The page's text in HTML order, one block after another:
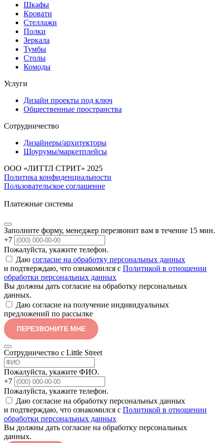
Шкафы
Кровати
Стеллажи
Полки
Зеркала
Тумбы
Столы
Комоды
Услуги
Дизайн проекты под ключ
Общественные пространства
Сотрудничество
Дизайнеры/архитекторы
Шоурумы/маркетплейсы
ООО «ЛИТТЛ СТРИТ» 2025
Политика конфиденциальности
Пользовательское соглашение
Платежные системы
Заполните форму, менеджер перезвонит вам в течение 15 мин.
+7
Пожалуйста, укажите телефон.
Даю согласие на обработку персональных данных
и подтверждаю, что ознакомился с Политикой в отношении
обработки персональных данных
Вы должны дать согласие на обработку персональных
данных.
Даю согласие на получение индивидуальных
предложений по рассылке
ПЕРЕЗВОНИТЕ МНЕ
Сотрудничество с Little Street
Пожалуйста, укажите ФИО.
+7
Пожалуйста, укажите телефон.
Даю согласие на обработку персональных данных
и подтверждаю, что ознакомился с Политикой в отношении
обработки персональных данных
Вы должны дать согласие на обработку персональных
данных.